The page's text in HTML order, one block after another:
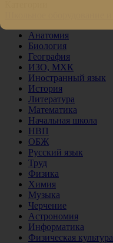
Анатомия
Биология
География
ИЗО, МХК
Иностранный язык
История
Литература
Математика
Начальная школа
НВП
ОБЖ
Русский язык
Труд
Физика
Химия
Музыка
Черчение
Астрономия
Информатика
Физическая культура